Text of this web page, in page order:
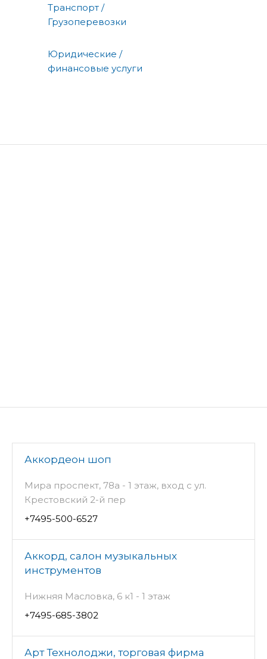
Транспорт /
Грузоперевозки
Юридические /
финансовые услуги
Аккордеон шоп
Мира проспект, 78а - 1 этаж, вход с ул.
Крестовский 2-й пер
+7495-500-6527
Аккорд, салон музыкальных
инструментов
Нижняя Масловка, 6 к1 - 1 этаж
+7495-685-3802
Арт Технолоджи, торговая фирма